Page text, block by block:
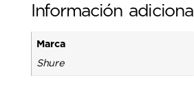
Información adicional
Marca
Shure